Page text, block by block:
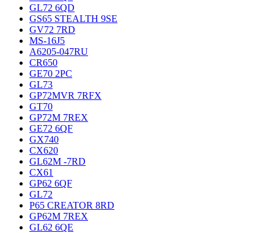
GL72 6QD
GS65 STEALTH 9SE
GV72 7RD
MS-16J5
A6205-047RU
CR650
GE70 2PC
GL73
GP72MVR 7RFX
GT70
GP72M 7REX
GE72 6QF
GX740
CX620
GL62M -7RD
CX61
GP62 6QF
GL72
P65 CREATOR 8RD
GP62M 7REX
GL62 6QE